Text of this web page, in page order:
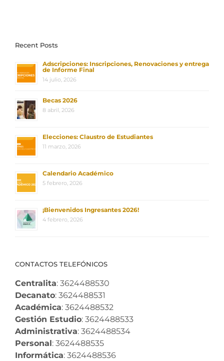
Recent Posts
Adscripciones: Inscripciones, Renovaciones y entrega
de Informe Final
14 julio, 2026
Becas 2026
8 abril, 2026
Elecciones: Claustro de Estudiantes
11 marzo, 2026
Calendario Académico
5 febrero, 2026
¡Bienvenidos Ingresantes 2026!
4 febrero, 2026
CONTACTOS TELEFÓNICOS
Centralita: 3624488530
Decanato: 3624488531
Académica: 3624488532
Gestión Estudio: 3624488533
Administrativa: 3624488534
Personal : 3624488535
Informática: 3624488536